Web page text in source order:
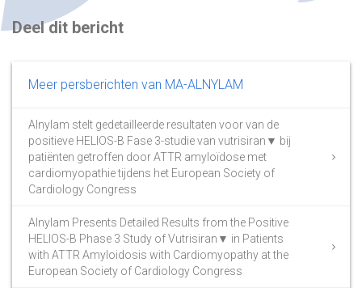
Deel dit bericht
Meer persberichten van MA-ALNYLAM
Alnylam stelt gedetailleerde resultaten voor van de
positieve HELIOS-B Fase 3-studie van vutrisiran▼ bij
patiënten getroffen door ATTR amyloïdose met
cardiomyopathie tijdens het European Society of
Cardiology Congress
Alnylam Presents Detailed Results from the Positive
HELIOS-B Phase 3 Study of Vutrisiran▼ in Patients
with ATTR Amyloidosis with Cardiomyopathy at the
European Society of Cardiology Congress